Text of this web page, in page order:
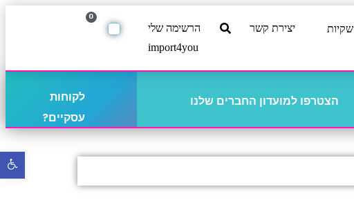
שקיות יצירת קשר
הרשימה שלי
import4you
0
הצטרפו למועדון החברים שלנו
לקוחות
עסקיים?
פתח